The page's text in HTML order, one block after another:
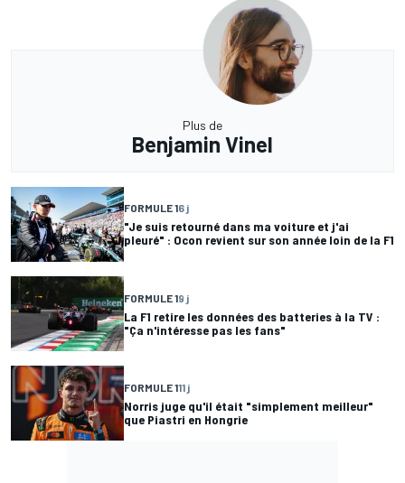
Plus de
Benjamin Vinel
FORMULE 16 j
"Je suis retourné dans ma voiture et j'ai
pleuré" : Ocon revient sur son année loin de la F1
FORMULE 19 j
La F1 retire les données des batteries à la TV :
"Ça n'intéresse pas les fans"
FORMULE 111 j
Norris juge qu'il était "simplement meilleur"
que Piastri en Hongrie